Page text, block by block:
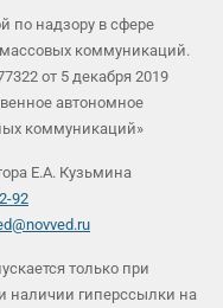
по надзору в сфере
коммуникаций.
от 5 декабря 2019
автономное
коммуникаций»
Е.А. Кузьмина
92
только при
наличии гиперссылки на